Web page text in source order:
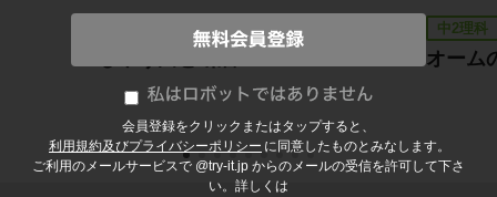
会員登録をクリックまたはタップすると、
利用規約及びプライバシーポリシー に同意したものとみなします。
ご利用のメールサービスで @try-it.jp からのメールの受信を許可して下さ
い。詳しくは
オーム
中2理科